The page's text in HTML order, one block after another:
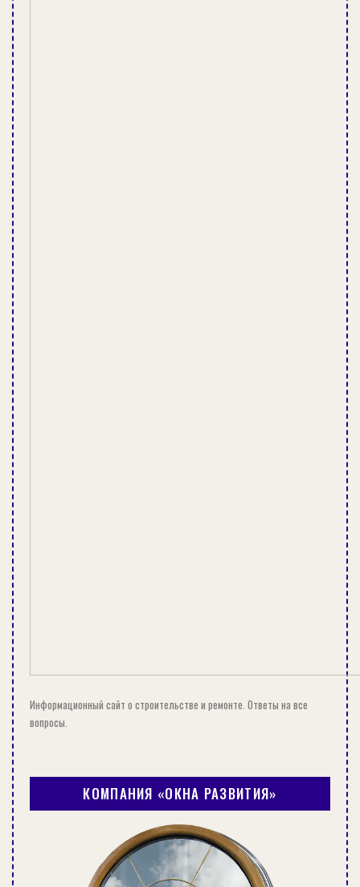
Информационный сайт о строительстве и ремонте. Ответы на все
вопросы.
КОМПАНИЯ «ОКНА РАЗВИТИЯ»